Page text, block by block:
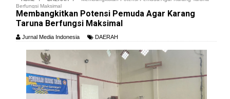
Berfungsi Maksimal
Membangkitkan Potensi Pemuda Agar Karang
Taruna Berfungsi Maksimal
Jurnal Media Indonesia DAERAH